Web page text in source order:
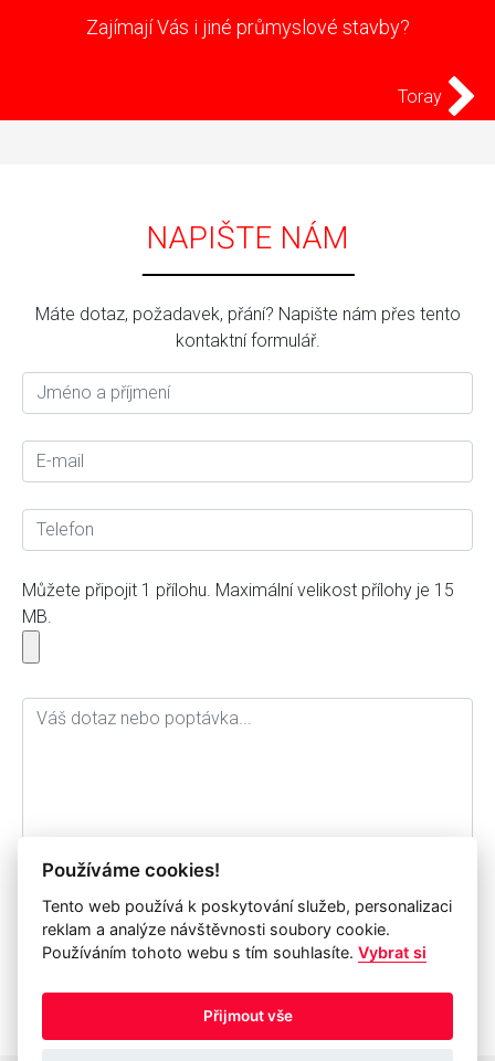
Zajímají Vás i jiné průmyslové stavby?
Toray
NAPIŠTE NÁM
Máte dotaz, požadavek, přání? Napište nám přes tento
kontaktní formulář.
Můžete připojit 1 přílohu. Maximální velikost přílohy je 15
MB.
Souhlasím se zpracováním osobních údajů a jejich
archivací pro potřebu společnosti IP Systém a.s. po dobu
odeslat formulář
Používáme cookies!
Tento web používá k poskytování služeb, personalizaci
reklam a analýze návštěvnosti soubory cookie.
Používáním tohoto webu s tím souhlasíte.Vybrat si
Přijmout vše